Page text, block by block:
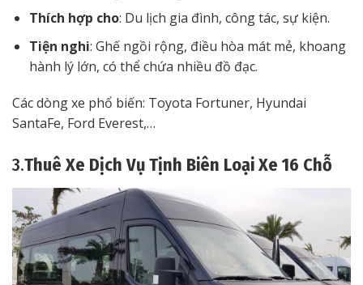
Thích hợp cho: Du lịch gia đình, công tác, sự kiện.
Tiện nghi: Ghế ngồi rộng, điều hòa mát mẻ, khoang
hành lý lớn, có thể chứa nhiều đồ đạc.
Các dòng xe phổ biến: Toyota Fortuner, Hyundai
SantaFe, Ford Everest,…
3.Thuê Xe Dịch Vụ Tịnh Biên Loại Xe 16 Chỗ